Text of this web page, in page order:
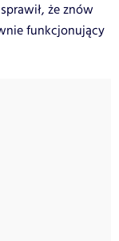
że znów
funkcjonujący